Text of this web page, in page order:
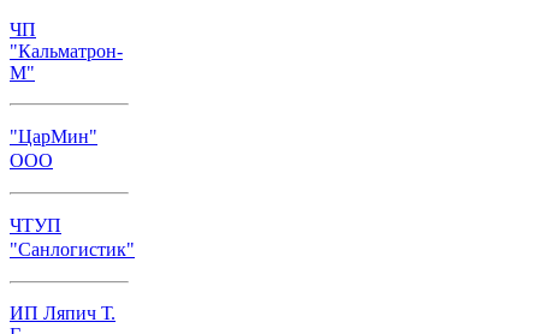
ЧП
"Кальматрон-
М"
"ЦарМин"
ООО
ЧТУП
"Санлогистик"
ИП Ляпич Т.